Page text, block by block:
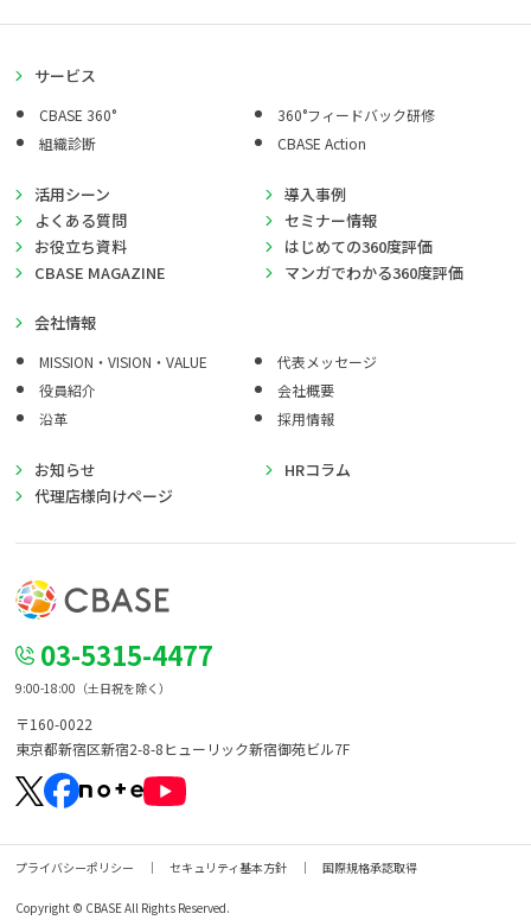
サービス
CBASE 360°
360°フィードバック研修
組織診断
CBASE Action
活用シーン
導入事例
よくある質問
セミナー情報
お役立ち資料
はじめての360度評価
CBASE MAGAZINE
マンガでわかる360度評価
会社情報
MISSION・VISION・VALUE
代表メッセージ
役員紹介
会社概要
沿革
採用情報
お知らせ
HRコラム
代理店様向けページ
03-5315-4477
9:00-18:00（土日祝を除く）
〒160-0022
東京都新宿区新宿2-8-8ヒューリック新宿御苑ビル7F
プライバシーポリシー セキュリティ基本方針 国際規格承認取得
Copyright © CBASE All Rights Reserved.